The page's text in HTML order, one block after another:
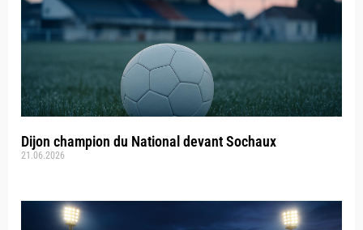
Dijon champion du National devant Sochaux
21.06.2026